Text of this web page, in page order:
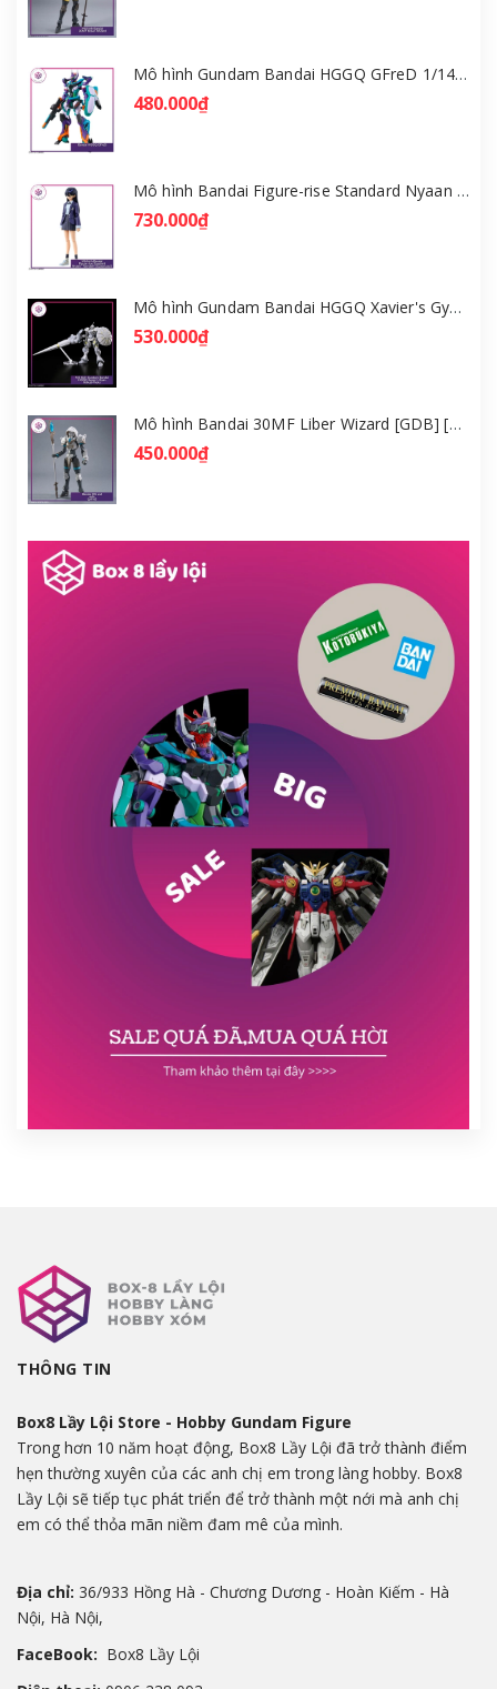
Mô hình Gundam Bandai HGGQ GFreD 1/144 [GDB] [BHG]
480.000₫
Mô hình Bandai Figure-rise Standard Nyaan - Gundam GQuuuuuuX [GDB] [FRS]
730.000₫
Mô hình Gundam Bandai HGGQ Xavier's Gyan Hakuji-Packs 1/144 [GDB] [BHG]
530.000₫
Mô hình Bandai 30MF Liber Wizard [GDB] [30MF]
450.000₫
THÔNG TIN
Box8 Lầy Lội Store - Hobby Gundam Figure
Trong hơn 10 năm hoạt động, Box8 Lầy Lội đã trở thành điểm
hẹn thường xuyên của các anh chị em trong làng hobby. Box8
Lầy Lội sẽ tiếp tục phát triển để trở thành một nới mà anh chị
em có thể thỏa mãn niềm đam mê của mình.
Địa chỉ: 36/933 Hồng Hà - Chương Dương - Hoàn Kiếm - Hà
Nội, Hà Nội,
FaceBook: Box8 Lầy Lội